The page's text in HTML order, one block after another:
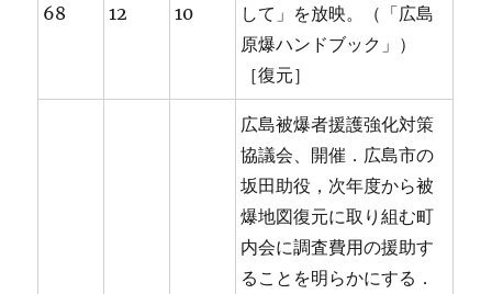
68 12 10
して」を放映。（「広島
原爆ハンドブック」）
［復元］
広島被爆者援護強化対策
協議会、開催．広島市の
坂田助役，次年度から被
爆地図復元に取り組む町
内会に調査費用の援助す
ることを明らかにする．